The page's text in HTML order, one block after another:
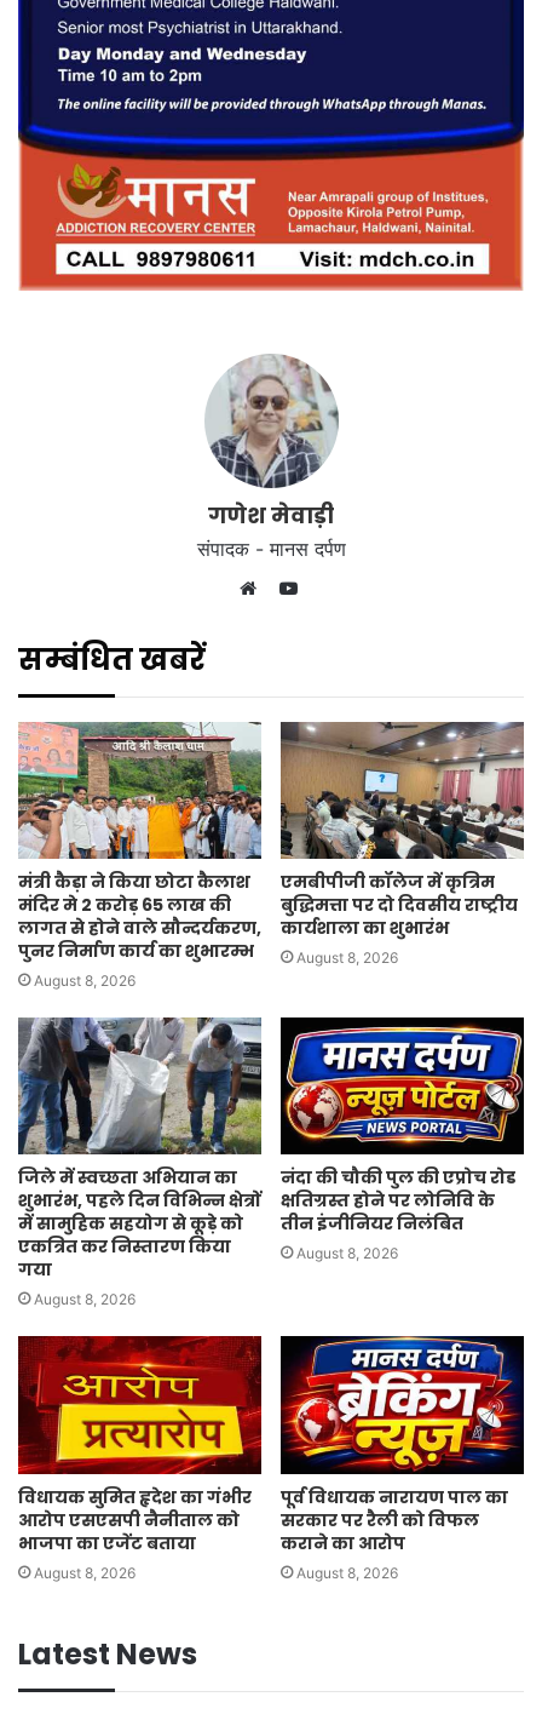
गणेश मेवाड़ी
संपादक - मानस दर्पण
YouTube
सम्बंधित खबरें
मंत्री कैड़ा ने किया छोटा कैलाश
मंदिर मे 2 करोड़ 65 लाख की
लागत से होने वाले सौन्दर्यकरण,
पुनर निर्माण कार्य का शुभारम्भ
August 8, 2026
एमबीपीजी कॉलेज में कृत्रिम
बुद्धिमत्ता पर दो दिवसीय राष्ट्रीय
कार्यशाला का शुभारंभ
August 8, 2026
जिले में स्वच्छता अभियान का
शुभारंभ, पहले दिन विभिन्न क्षेत्रों
में सामुहिक सहयोग से कूड़े को
एकत्रित कर निस्तारण किया
गया
August 8, 2026
नंदा की चौकी पुल की एप्रोच रोड
क्षतिग्रस्त होने पर लोनिवि के
तीन इंजीनियर निलंबित
August 8, 2026
विधायक सुमित हृदेश का गंभीर
आरोप एसएसपी नैनीताल को
भाजपा का एजेंट बताया
August 8, 2026
पूर्व विधायक नारायण पाल का
सरकार पर रैली को विफल
कराने का आरोप
August 8, 2026
Latest News